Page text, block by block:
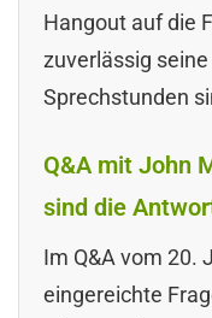
Hangout auf die
zuverlässig
Sprechstunden
Q&A mit John
sind die
Im Q&A vom 20.
eingereichte